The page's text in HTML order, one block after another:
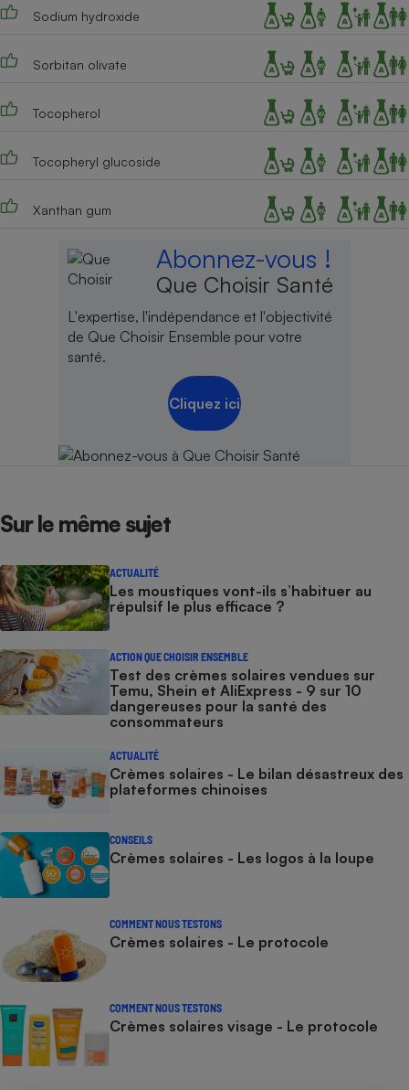
Sodium hydroxide
Sorbitan olivate
Tocopherol
Tocopheryl glucoside
Xanthan gum
Abonnez-vous !
Que Choisir Santé
L'expertise, l'indépendance et l'objectivité
de Que Choisir Ensemble pour votre
santé.
Cliquez ici
Sur le même sujet
ACTUALITÉ
Les moustiques vont-ils s’habituer au
répulsif le plus efficace ?
ACTION QUE CHOISIR ENSEMBLE
Test des crèmes solaires vendues sur
Temu, Shein et AliExpress - 9 sur 10
dangereuses pour la santé des
consommateurs
ACTUALITÉ
Crèmes solaires - Le bilan désastreux des
plateformes chinoises
CONSEILS
Crèmes solaires - Les logos à la loupe
COMMENT NOUS TESTONS
Crèmes solaires - Le protocole
COMMENT NOUS TESTONS
Crèmes solaires visage - Le protocole